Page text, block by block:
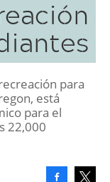
para
está
para el
22,000